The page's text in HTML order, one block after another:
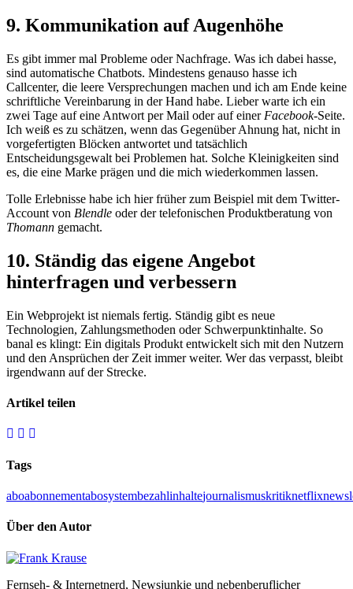
9. Kommunikation auf Augenhöhe
Es gibt immer mal Probleme oder Nachfrage. Was ich dabei hasse,
sind automatische Chatbots. Mindestens genauso hasse ich
Callcenter, die leere Versprechungen machen und ich am Ende keine
schriftliche Vereinbarung in der Hand habe. Lieber warte ich ein
zwei Tage auf eine Antwort per Mail oder auf einer Facebook-Seite.
Ich weiß es zu schätzen, wenn das Gegenüber Ahnung hat, nicht in
vorgefertigten Blöcken antwortet und tatsächlich
Entscheidungsgewalt bei Problemen hat. Solche Kleinigkeiten sind
es, die eine Marke prägen und die mich wiederkommen lassen.
Tolle Erlebnisse habe ich hier früher zum Beispiel mit dem Twitter-
Account von Blendle oder der telefonischen Produktberatung von
Thomann gemacht.
10. Ständig das eigene Angebot
hinterfragen und verbessern
Ein Webprojekt ist niemals fertig. Ständig gibt es neue
Technologien, Zahlungsmethoden oder Schwerpunktinhalte. So
banal es klingt: Ein digitals Produkt entwickelt sich mit den Nutzern
und den Ansprüchen der Zeit immer weiter. Wer das verpasst, bleibt
irgendwann auf der Strecke.
Artikel teilen
Tags
aboabonnementabosystembezahlinhaltejournalismuskritiknetflix
Über den Autor
Fernseh- & Internetnerd, Newsjunkie und nebenberuflicher